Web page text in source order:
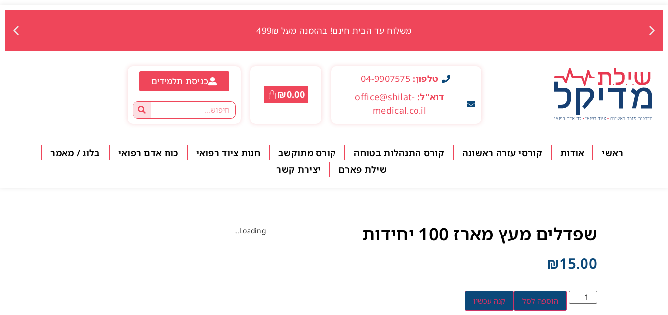
משלוח עד הבית חינם! בהזמנה מעל 499₪
טלפון: 04-9907575
דוא"ל: office@shilat-
medical.co.il
₪0.00
כניסת תלמידים
ראשי אודות קורסי עזרה ראשונה קורס התנהלות בטוחה קורס מתוקשב חנות ציוד רפואי כוח אדם רפואי
בלוג / מאמר
שילת פארם
יצירת קשר
שפדלים מעץ מארז 100 יחידות
₪15.00
הוספה לסל קנה עכשיו
Loading...